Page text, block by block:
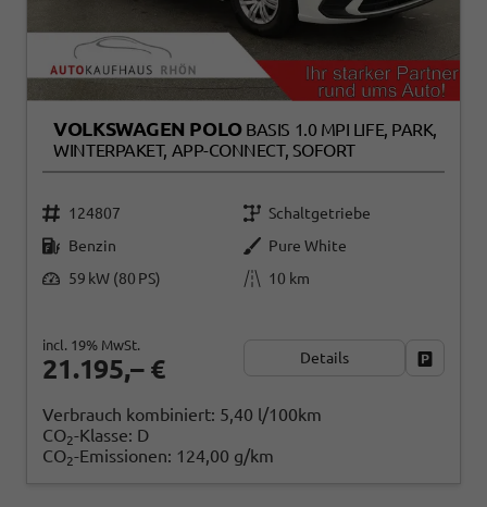
VOLKSWAGEN POLO BASIS 1.0 MPI LIFE, PARK,
WINTERPAKET, APP-CONNECT, SOFORT
124807
Schaltgetriebe
Benzin
Pure White
59 kW (80 PS)
10 km
21.195,– €
incl. 19% MwSt.
Details
Verbrauch kombiniert: 5,40 l/100km
CO2-Klasse: D
CO2-Emissionen: 124,00 g/km